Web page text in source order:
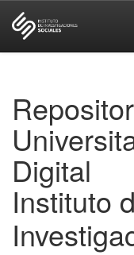
Digital
Instituto